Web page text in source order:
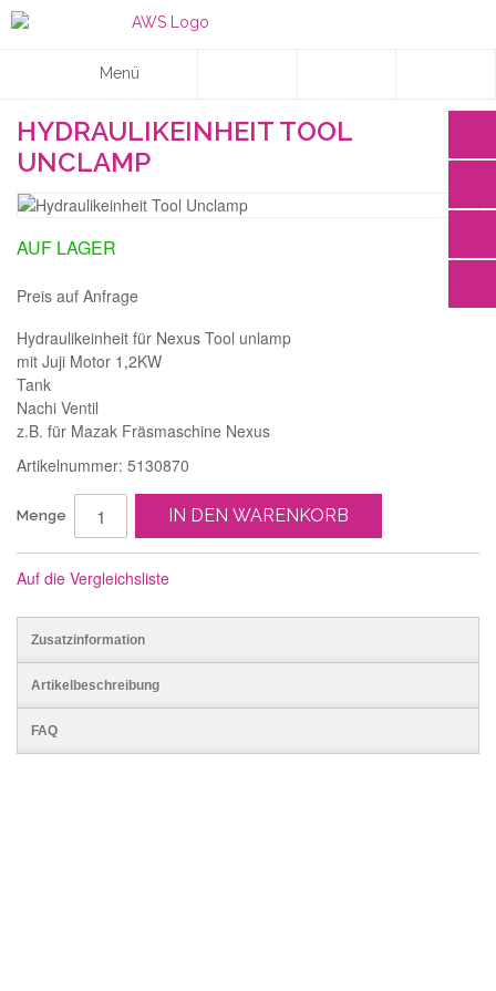
Menü
HYDRAULIKEINHEIT TOOL
UNCLAMP
AUF LAGER
Preis auf Anfrage
Hydraulikeinheit für Nexus Tool unlamp
mit Juji Motor 1,2KW
Tank
Nachi Ventil
z.B. für Mazak Fräsmaschine Nexus
Artikelnummer: 5130870
Menge IN DEN WARENKORB
Auf die Vergleichsliste
Zusatzinformation
Artikelbeschreibung
FAQ